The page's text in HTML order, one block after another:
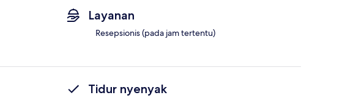
Layanan
Resepsionis (pada jam tertentu)
Tidur nyenyak